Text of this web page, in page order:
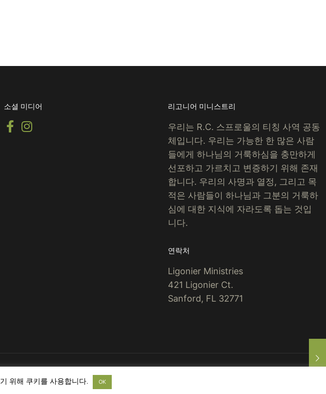
소셜 미디어 리고니어 미니스트리
우리는 R.C. 스프로울의 티칭 사역 공동
체입니다. 우리는 가능한 한 많은 사람
들에게 하나님의 거룩하심을 충만하게
선포하고 가르치고 변증하기 위해 존재
합니다. 우리의 사명과 열정, 그리고 목
적은 사람들이 하나님과 그분의 거룩하
심에 대한 지식에 자라도록 돕는 것입
니다.
연락처
Ligonier Ministries
421 Ligonier Ct.
Sanford, FL 32771
위해 쿠키를 사용합니다. OK